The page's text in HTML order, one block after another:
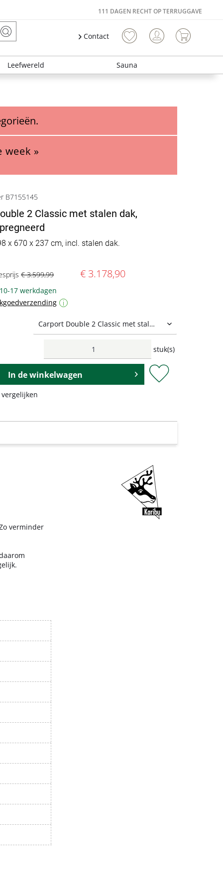
111 DAGEN RECHT OP TERRUGGAVE
Contact
Leefwereld Sauna
week »
B7155145
2 Classic met stalen dak,
x 670 x 237 cm, incl. stalen dak.
€ 3.599,99 € 3.178,90
17 werkdagen
i
stuk(s)
In de winkelwagen
verminder